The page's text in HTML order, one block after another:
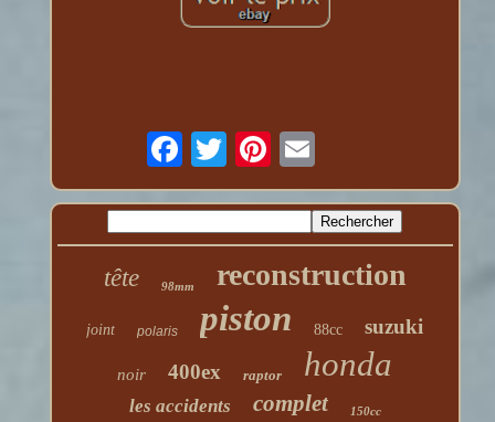
tête 98mm reconstruction
joint polaris piston 88cc suzuki
noir 400ex raptor honda
les accidents complet 150cc